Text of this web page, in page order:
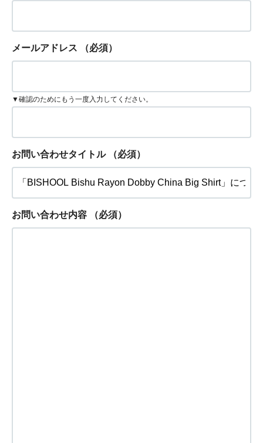
メールアドレス （必須）
▼確認のためにもう一度入力してください。
お問い合わせタイトル （必須）
お問い合わせ内容 （必須）